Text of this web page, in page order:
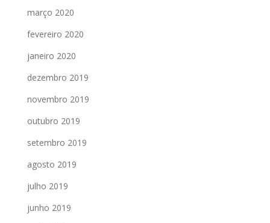
março 2020
fevereiro 2020
janeiro 2020
dezembro 2019
novembro 2019
outubro 2019
setembro 2019
agosto 2019
julho 2019
junho 2019